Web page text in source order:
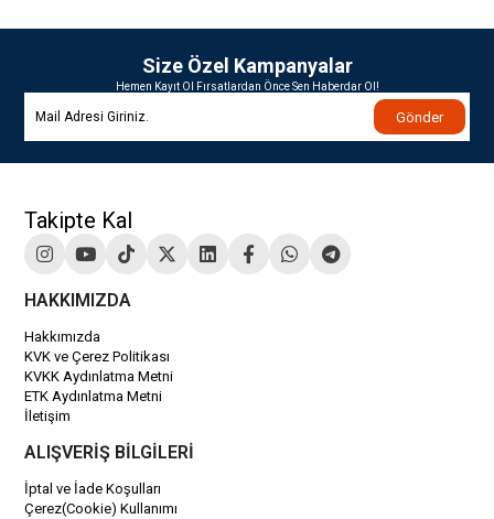
Size Özel Kampanyalar
Hemen Kayıt Ol Fırsatlardan Önce Sen Haberdar Ol!
Gönder
Takipte Kal
HAKKIMIZDA
Hakkımızda
KVK ve Çerez Politikası
KVKK Aydınlatma Metni
ETK Aydınlatma Metni
İletişim
ALIŞVERİŞ BİLGİLERİ
İptal ve İade Koşulları
Çerez(Cookie) Kullanımı